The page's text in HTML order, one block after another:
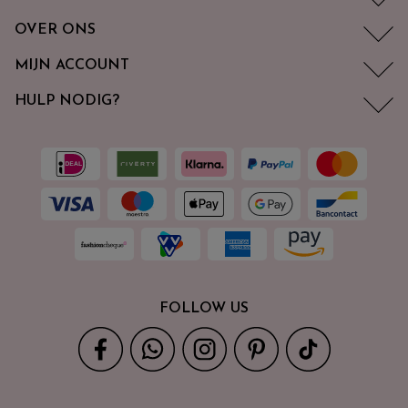
OVER ONS
MIJN ACCOUNT
HULP NODIG?
FOLLOW US